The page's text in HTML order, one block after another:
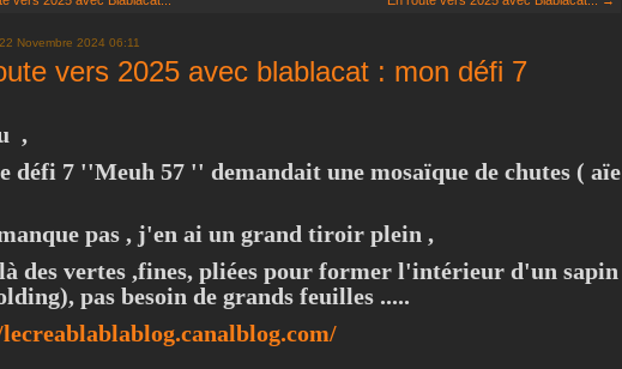
Novembre 2024 06:11
vers 2025 avec blablacat : mon défi 7
,
défi 7 ''Meuh 57 '' demandait une mosaïque de chutes ( aïe
pas , j'en ai un grand tiroir plein ,
des vertes ,fines, pliées pour former l'intérieur d'un sapin
pas besoin de grands feuilles .....